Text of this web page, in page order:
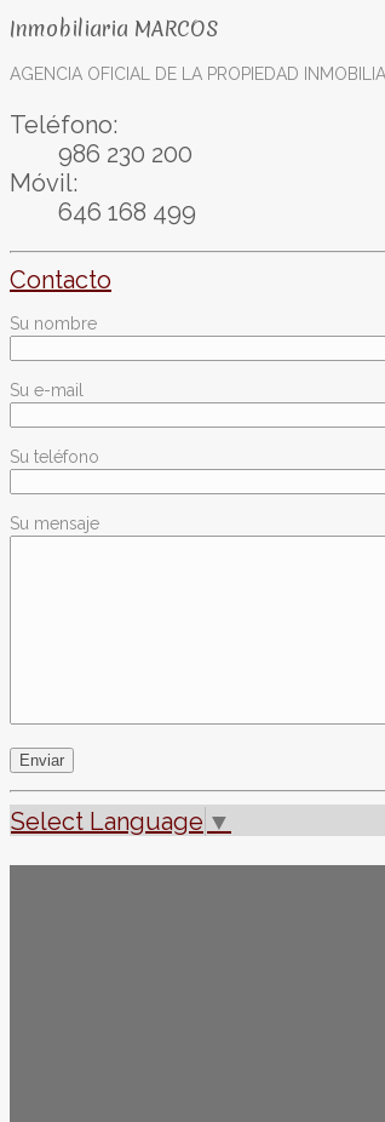
Inmobiliaria MARCOS
AGENCIA OFICIAL DE LA PROPIEDAD
Teléfono:
986 230 200
Móvil:
646 168 499
Contacto
Su nombre
Su e-mail
Su teléfono
Su mensaje
Select Language ▼